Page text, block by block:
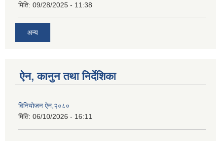
मिति: 09/28/2025 - 11:38
अन्य
ऐन, कानुन तथा निर्देशिका
विनियोजन ऐन,२०८०
मिति: 06/10/2026 - 16:11